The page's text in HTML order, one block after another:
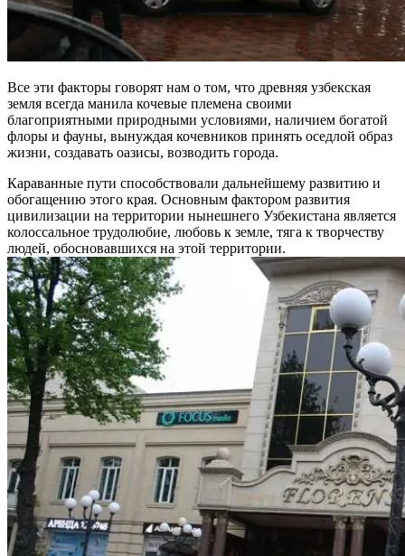
Все эти факторы говорят нам о том, что древняя узбекская
земля всегда манила кочевые племена своими
благоприятными природными условиями, наличием богатой
флоры и фауны, вынуждая кочевников принять оседлой образ
жизни, создавать оазисы, возводить города.
Караванные пути способствовали дальнейшему развитию и
обогащению этого края. Основным фактором развития
цивилизации на территории нынешнего Узбекистана является
колоссальное трудолюбие, любовь к земле, тяга к творчеству
людей, обосновавшихся на этой территории.